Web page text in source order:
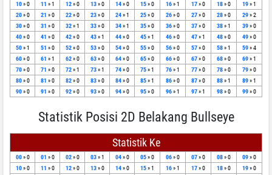
10» 0 11 » 1 12» 0 13» 0 14» 0 15» 0 16» 1 17» 0 18» 0 19» 1
20» 0 21 » 0 22» 0 23» 0 24» 1 25» 0 26» 0 27» 0 28» 0 29» 2
30» 0 31 » 0 32» 1 33» 0 34» 1 35» 0 36» 0 37» 0 38» 1 39» 0
40» 0 41 » 0 42» 0 43» 1 44» 0 45» 1 46» 0 47» 1 48» 0 49» 0
50» 1 51 » 0 52» 0 53» 0 54» 0 55» 0 56» 0 57» 0 58» 1 59» 4
60» 0 61 » 1 62» 0 63» 0 64» 0 65» 0 66» 0 67» 0 68» 0 69» 1
70» 0 71 » 0 72» 1 73» 1 74» 0 75» 1 76» 1 77» 0 78» 0 79» 0
80» 0 81 » 0 82» 0 83» 0 84» 0 85» 1 86» 0 87» 0 88» 1 89» 1
90» 0 91 » 0 92» 0 93» 0 94» 0 95» 0 96» 1 97» 1 98» 0 99» 0
Statistik Posisi 2D Belakang Bullseye
Statistik Ke
00» 0 01 » 0 02» 0 03» 1 04» 0 05» 0 06» 0 07» 0 08» 0 09» 0
10» 0 11 » 0 12» 0 13» 0 14» 0 15» 1 16» 1 17» 0 18» 0 19» 0